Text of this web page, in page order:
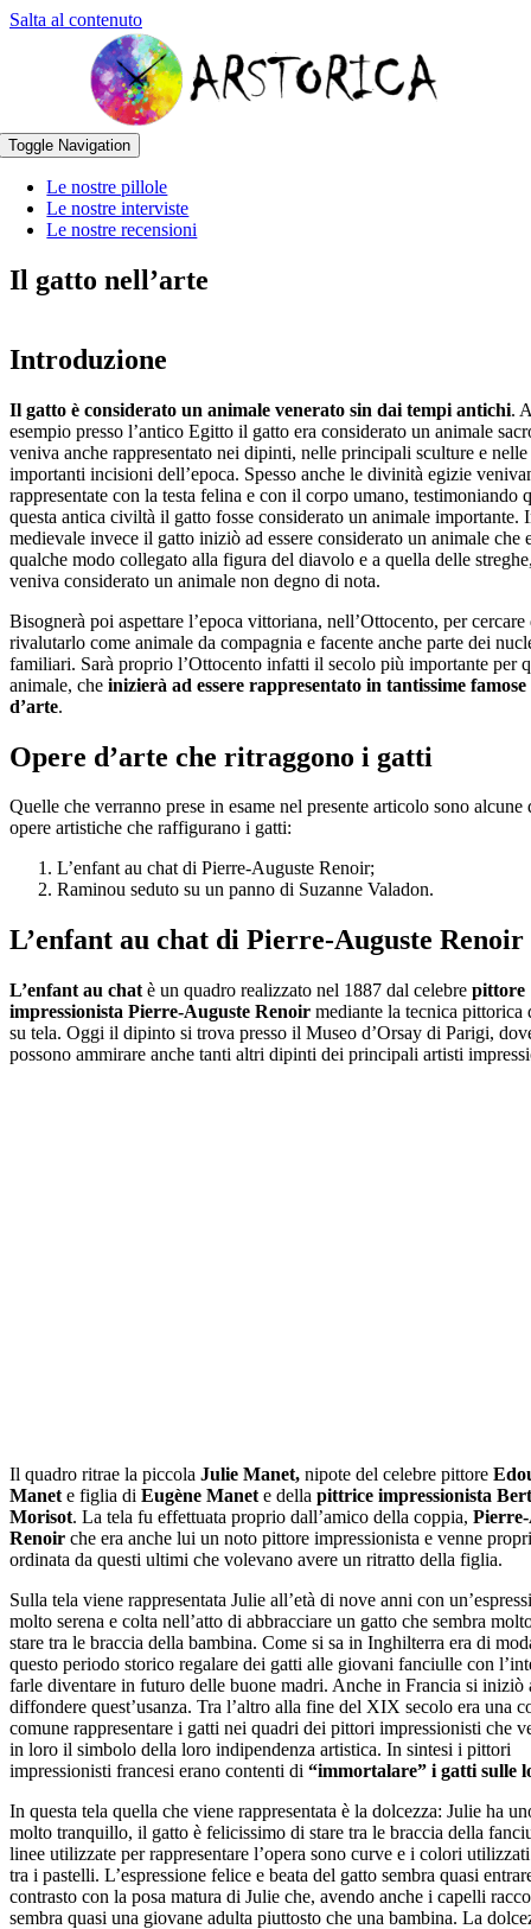
Salta al contenuto
Toggle Navigation
Le nostre pillole
Le nostre interviste
Le nostre recensioni
Il gatto nell’arte
Introduzione
Il gatto è considerato un animale venerato sin dai tempi antichi.
esempio presso l’antico Egitto il gatto era considerato un animale
veniva anche rappresentato nei dipinti, nelle principali sculture e
importanti incisioni dell’epoca. Spesso anche le divinità egizie
rappresentate con la testa felina e con il corpo umano, testimoniando
questa antica civiltà il gatto fosse considerato un animale importante.
medievale invece il gatto iniziò ad essere considerato un animale che
qualche modo collegato alla figura del diavolo e a quella delle
veniva considerato un animale non degno di nota.
Bisognerà poi aspettare l’epoca vittoriana, nell’Ottocento, per cercare
rivalutarlo come animale da compagnia e facente anche parte dei
familiari. Sarà proprio l’Ottocento infatti il secolo più importante per
animale, che inizierà ad essere rappresentato in tantissime famose
d’arte.
Opere d’arte che ritraggono i gatti
Quelle che verranno prese in esame nel presente articolo sono alcune
opere artistiche che raffigurano i gatti:
L’enfant au chat di Pierre-Auguste Renoir;
Raminou seduto su un panno di Suzanne Valadon.
L’enfant au chat di Pierre-Auguste Renoir
L’enfant au chat è un quadro realizzato nel 1887 dal celebre pittore
impressionista Pierre-Auguste Renoir mediante la tecnica pittorica
su tela. Oggi il dipinto si trova presso il Museo d’Orsay di Parigi,
possono ammirare anche tanti altri dipinti dei principali artisti
Il quadro ritrae la piccola Julie Manet, nipote del celebre pittore
Manet e figlia di Eugène Manet e della pittrice impressionista
Morisot. La tela fu effettuata proprio dall’amico della coppia,
Renoir che era anche lui un noto pittore impressionista e venne
ordinata da questi ultimi che volevano avere un ritratto della figlia.
Sulla tela viene rappresentata Julie all’età di nove anni con
molto serena e colta nell’atto di abbracciare un gatto che sembra
stare tra le braccia della bambina. Come si sa in Inghilterra era di
questo periodo storico regalare dei gatti alle giovani fanciulle con
farle diventare in futuro delle buone madri. Anche in Francia si iniziò
diffondere quest’usanza. Tra l’altro alla fine del XIX secolo era una
comune rappresentare i gatti nei quadri dei pittori impressionisti che
in loro il simbolo della loro indipendenza artistica. In sintesi i pittori
impressionisti francesi erano contenti di “immortalare” i gatti sulle
In questa tela quella che viene rappresentata è la dolcezza: Julie ha
molto tranquillo, il gatto è felicissimo di stare tra le braccia della
linee utilizzate per rappresentare l’opera sono curve e i colori
tra i pastelli. L’espressione felice e beata del gatto sembra quasi
contrasto con la posa matura di Julie che, avendo anche i capelli
sembra quasi una giovane adulta piuttosto che una bambina. La